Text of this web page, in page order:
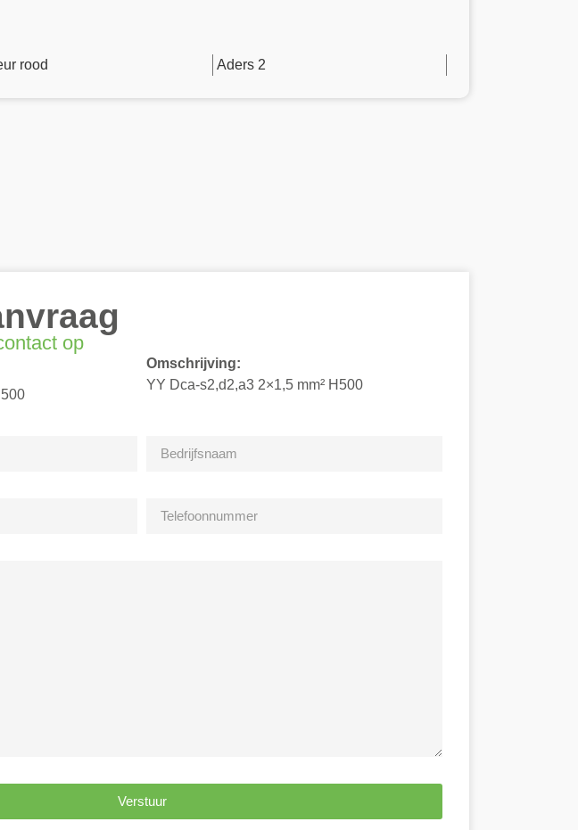
rood Aders 2
op
Omschrijving:
YY Dca-s2,d2,a3 2×1,5 mm² H500
Verstuur